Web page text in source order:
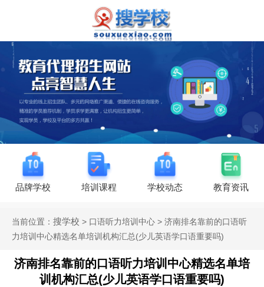
品牌学校 培训课程 学校动态 教育资讯
当前位置： 搜学校 > 口语听力培训中心 > 济南排名靠前的口语听
力培训中心精选名单培训机构汇总(少儿英语学口语重要吗)
济南排名靠前的口语听力培训中心精选名单培
训机构汇总(少儿英语学口语重要吗)